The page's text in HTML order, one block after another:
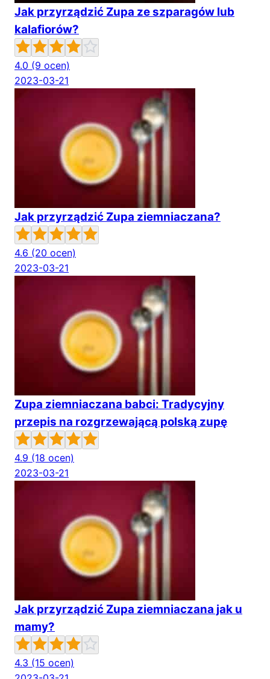
Jak przyrządzić Zupa ze szparagów lub
kalafiorów?
4.0 (9 ocen)
2023-03-21
Jak przyrządzić Zupa ziemniaczana?
4.6 (20 ocen)
2023-03-21
Zupa ziemniaczana babci: Tradycyjny
przepis na rozgrzewającą polską zupę
4.9 (18 ocen)
2023-03-21
Jak przyrządzić Zupa ziemniaczana jak u
mamy?
4.3 (15 ocen)